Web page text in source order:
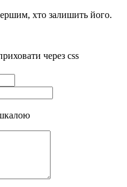
хто залишить його.
через css